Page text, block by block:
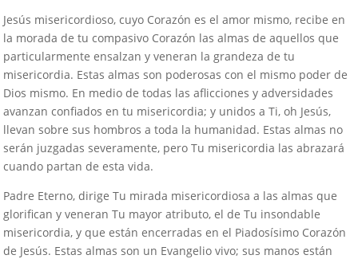
Jesús misericordioso, cuyo Corazón es el amor mismo, recibe en
la morada de tu compasivo Corazón las almas de aquellos que
particularmente ensalzan y veneran la grandeza de tu
misericordia. Estas almas son poderosas con el mismo poder de
Dios mismo. En medio de todas las aflicciones y adversidades
avanzan confiados en tu misericordia; y unidos a Ti, oh Jesús,
llevan sobre sus hombros a toda la humanidad. Estas almas no
serán juzgadas severamente, pero Tu misericordia las abrazará
cuando partan de esta vida.
Padre Eterno, dirige Tu mirada misericordiosa a las almas que
glorifican y veneran Tu mayor atributo, el de Tu insondable
misericordia, y que están encerradas en el Piadosísimo Corazón
de Jesús. Estas almas son un Evangelio vivo; sus manos están